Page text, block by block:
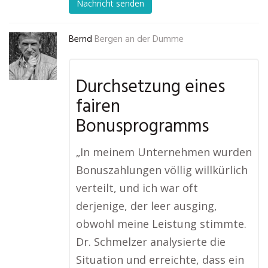
Nachricht senden
Bernd Bergen an der Dumme
Durchsetzung eines
fairen
Bonusprogramms
„In meinem Unternehmen wurden
Bonuszahlungen völlig willkürlich
verteilt, und ich war oft
derjenige, der leer ausging,
obwohl meine Leistung stimmte.
Dr. Schmelzer analysierte die
Situation und erreichte, dass ein